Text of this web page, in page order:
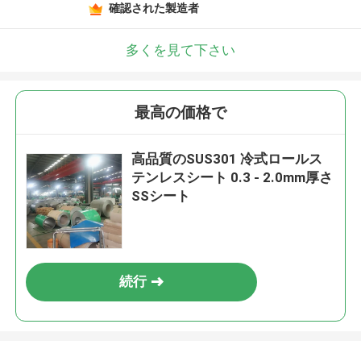
確認された製造者
多くを見て下さい
最高の価格で
高品質のSUS301 冷式ロールス
テンレスシート 0.3 - 2.0mm厚さ
SSシート
続行